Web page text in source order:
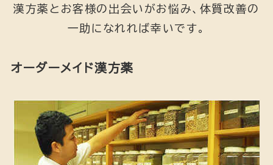
漢方薬とお客様の出会いがお悩み、体質改善の
一助になれれば幸いです。
オーダーメイド漢方薬